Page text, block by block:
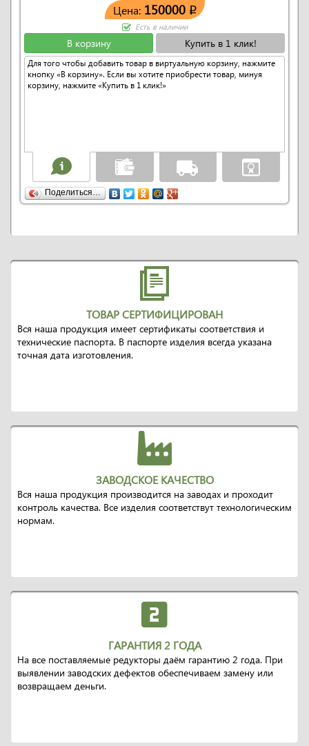
Цена: 150000 q
Есть в наличии
В корзину Купить в 1 клик!
Для того чтобы добавить товар в виртуальную корзину, нажмите
кнопку «В корзину». Если вы хотите приобрести товар, минуя
корзину, нажмите «Купить в 1 клик!»
Поделиться…
ТОВАР СЕРТИФИЦИРОВАН
Вся наша продукция имеет сертификаты соответствия и
технические паспорта. В паспорте изделия всегда указана
точная дата изготовления.
ЗАВОДСКОЕ КАЧЕСТВО
Вся наша продукция производится на заводах и проходит
контроль качества. Все изделия соответствут технологическим
нормам.
ГАРАНТИЯ 2 ГОДА
На все поставляемые редукторы даём гарантию 2 года. При
выявлении заводских дефектов обеспечиваем замену или
возвращаем деньги.